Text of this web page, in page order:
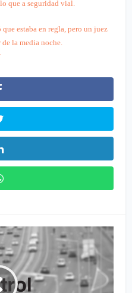
que a seguridad vial.
estaba en regla, pero un juez
la media noche.